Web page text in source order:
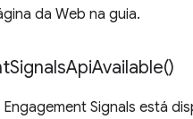
da Web na guia.
SignalsApiAvailable()
Signals está